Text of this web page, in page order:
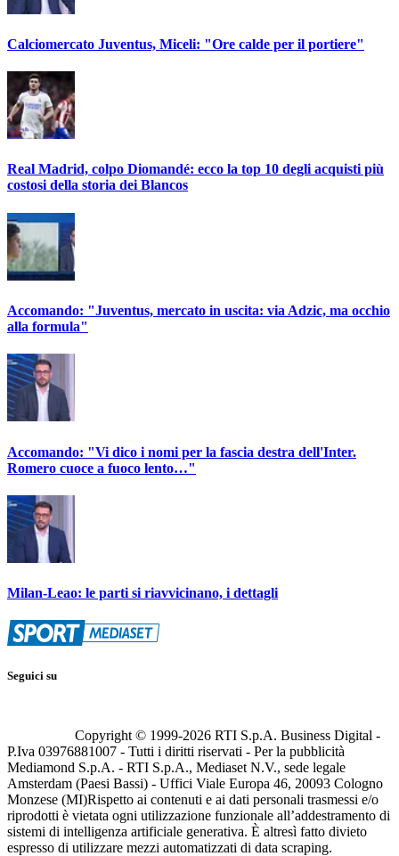
Calciomercato Juventus, Miceli: "Ore calde per il portiere"
Real Madrid, colpo Diomandé: ecco la top 10 degli acquisti più
costosi della storia dei Blancos
Accomando: "Juventus, mercato in uscita: via Adzic, ma occhio
alla formula"
Accomando: "Vi dico i nomi per la fascia destra dell'Inter.
Romero cuoce a fuoco lento…"
Milan-Leao: le parti si riavvicinano, i dettagli
Seguici su
Copyright © 1999-2026 RTI S.p.A. Business Digital -
P.Iva 03976881007 - Tutti i diritti riservati - Per la pubblicità
Mediamond S.p.A. - RTI S.p.A., Mediaset N.V., sede legale
Amsterdam (Paesi Bassi) - Uffici Viale Europa 46, 20093 Cologno
Monzese (MI)Rispetto ai contenuti e ai dati personali trasmessi e/o
riprodotti è vietata ogni utilizzazione funzionale all’addestramento di
sistemi di intelligenza artificiale generativa. È altresì fatto divieto
espresso di utilizzare mezzi automatizzati di data scraping.